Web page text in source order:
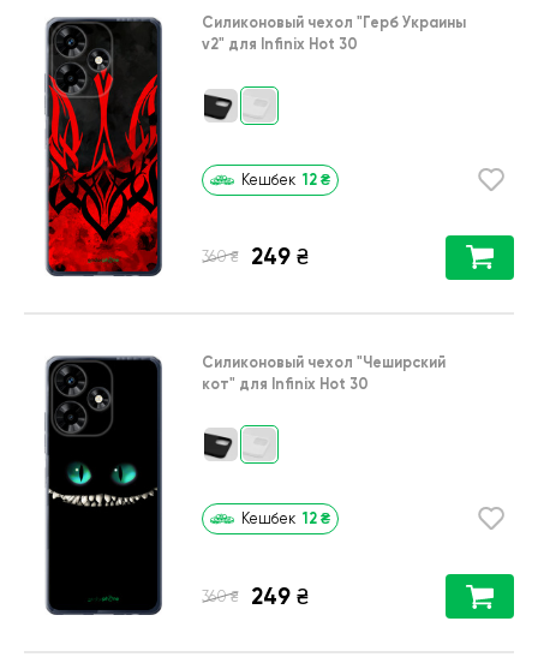
Силиконовый чехол "Герб Украины
v2" для Infinix Hot 30
Кешбек 12 ₴
360 ₴ 249 ₴
Силиконовый чехол "Чеширский
кот" для Infinix Hot 30
Кешбек 12 ₴
360 ₴ 249 ₴